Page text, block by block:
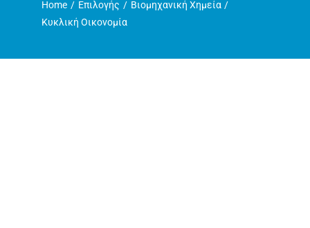
Η ζωή στο Τμήμα
Home Επιλογής
Βιομηχανική Χημεία
Κυκλική Οικονομία